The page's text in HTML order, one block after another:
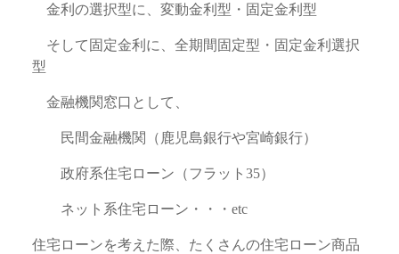
金利の選択型に、変動金利型・固定金利型
そして固定金利に、全期間固定型・固定金利選択
型
金融機関窓口として、
民間金融機関（鹿児島銀行や宮崎銀行）
政府系住宅ローン（フラット35）
ネット系住宅ローン・・・etc
住宅ローンを考えた際、たくさんの住宅ローン商品